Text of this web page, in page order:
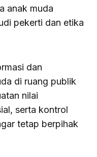
anak muda
pekerti dan etika
dan
di ruang publik
nilai
serta kontrol
tetap berpihak